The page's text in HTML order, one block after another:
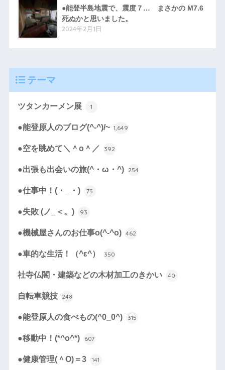
●能登半島地震で、震度７… まさかの M7.6
死ぬかと思いました。
2024年2月1日
テーマ
ツタンカーメン展 1
●能登原人のブログ(^-^)/~ 1,649
●空を眺めて＼＾o＾／ 392
●出張も出会いの旅(^・ω・^) 254
●仕事中！(・_・) 75
●失敗 (ノ_＜。) 93
●機械屋さんのお仕事o(^-^o) 462
●車的な生活！（^ε^） 350
社寺仏閣・建築などの木材加工のきかい 40
自転車競技 248
●能登原人の食べもの(^0_0^) 315
●移動中！(*^o^*) 607
●健康管理(＾O)＝3 141